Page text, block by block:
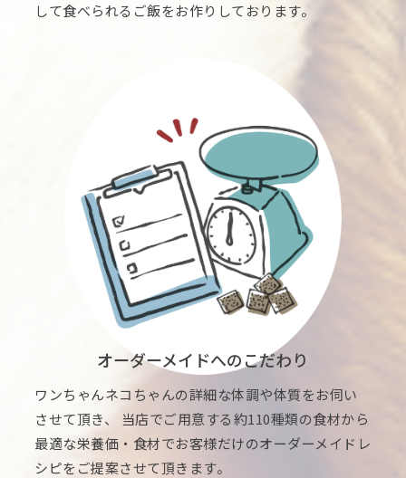
して食べられるご飯をお作りしております。
オーダーメイドへのこだわり
ワンちゃんネコちゃんの詳細な体調や体質をお伺い
させて頂き、 当店でご用意する約110種類の食材から
最適な栄養価・食材でお客様だけのオーダーメイドレ
シピをご提案させて頂きます。